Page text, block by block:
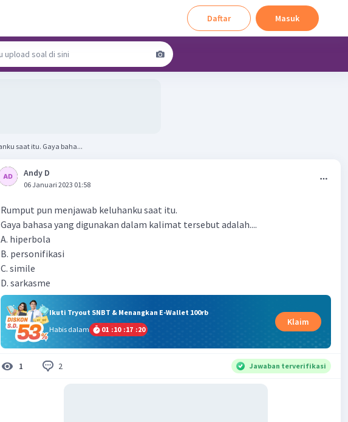
Daftar Masuk
Rumput pun menjawab keluhanku saat itu. Gaya baha...
Andy D
06 Januari 2023 01:58
Rumput pun menjawab keluhanku saat itu.
Gaya bahasa yang digunakan dalam kalimat tersebut adalah....
A. hiperbola
B. personifikasi
C. simile
D. sarkasme
Ikuti Tryout SNBT & Menangkan E-Wallet 100rb
Habis dalam
01 :10 :17 :20
Klaim
1 2 Jawaban terverifikasi